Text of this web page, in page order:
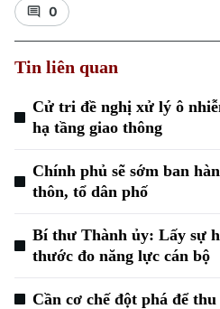
0
Tin liên quan
Cử tri đề nghị xử lý ô
hạ tầng giao thông
Chính phủ sẽ sớm ban
thôn, tổ dân phố
Bí thư Thành ủy: Lấy sự
thước đo năng lực cán bộ
Cần cơ chế đột phá để